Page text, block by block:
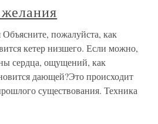
пожалуйста, как
кетер низшего. Если можно,
сердца, ощущений, как
дающей?Это происходит
существования. Техника